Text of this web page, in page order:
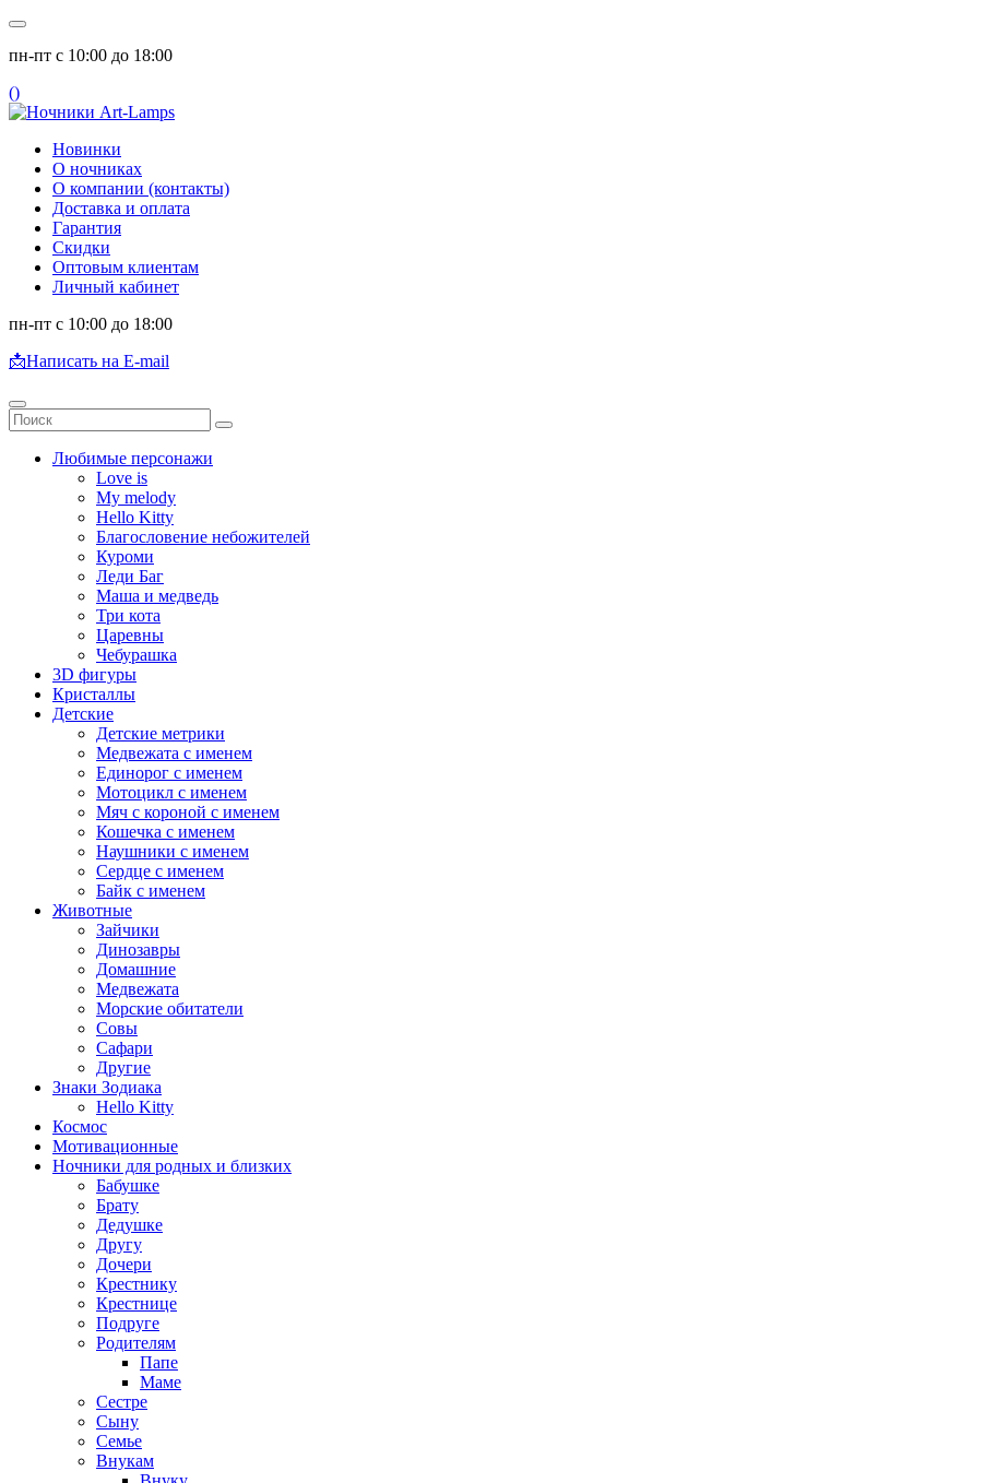
пн-пт с 10:00 до 18:00
()
Новинки
О ночниках
О компании (контакты)
Доставка и оплата
Гарантия
Скидки
Оптовым клиентам
Личный кабинет
пн-пт с 10:00 до 18:00
📩Написать на E-mail
Любимые персонажи
Love is
My melody
Hello Kitty
Благословение небожителей
Куроми
Леди Баг
Маша и медведь
Три кота
Царевны
Чебурашка
3D фигуры
Кристаллы
Детские
Детские метрики
Медвежата с именем
Единорог с именем
Мотоцикл с именем
Мяч с короной с именем
Кошечка с именем
Наушники с именем
Сердце с именем
Байк с именем
Животные
Зайчики
Динозавры
Домашние
Медвежата
Морские обитатели
Совы
Сафари
Другие
Знаки Зодиака
Hello Kitty
Космос
Мотивационные
Ночники для родных и близких
Бабушке
Брату
Дедушке
Другу
Дочери
Крестнику
Крестнице
Подруге
Родителям
Папе
Маме
Сестре
Сыну
Семье
Внукам